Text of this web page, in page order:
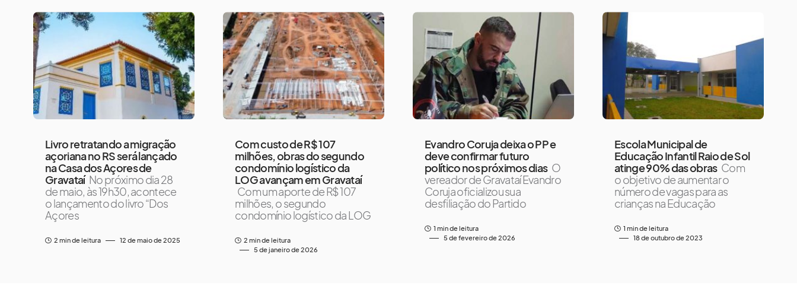
Livro retratando a migração
açoriana no RS será lançado
na Casa dos Açores de
Gravataí No próximo dia 28
de maio, às 19h30, acontece
o lançamento do livro “Dos
Açores
2 min de leitura 12 de maio de 2025
Com custo de R$ 107
milhões, obras do segundo
condomínio logístico da
LOG avançam em Gravataí
Com um aporte de R$ 107
milhões, o segundo
condomínio logístico da LOG
2 min de leitura
5 de janeiro de 2026
Evandro Coruja deixa o PP e
deve confirmar futuro
político nos próximos dias O
vereador de Gravataí Evandro
Coruja oficializou sua
desfiliação do Partido
1 min de leitura
5 de fevereiro de 2026
Escola Municipal de
Educação Infantil Raio de Sol
atinge 90% das obras Com
o objetivo de aumentar o
número de vagas para as
crianças na Educação
1 min de leitura
18 de outubro de 2023